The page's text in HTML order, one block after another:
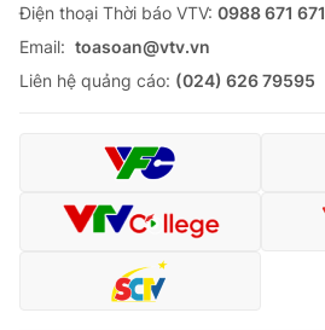
Ðiện thoại Thời báo VTV: 0988 671 671
Email: toasoan@vtv.vn
Liên hệ quảng cáo: (024) 626 79595